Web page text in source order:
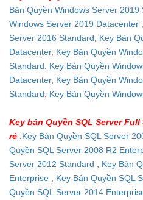
Bản Quyền Windows Server 2019
Windows Server 2019 Datacenter
Server 2016 Standard
Key Bản
Datacenter, Key Bản Quyền
Standard
Key Bản Quyền
Datacenter, Key Bản Quyền
Standard
Key Bản Quyền
Key bản Quyền SQL Server
rẻ :Key Bản Quyền SQL Server
Quyền SQL Server 2008 R2
Server 2012 Standard
Key Bản
Enterprise
Key Bản Quyền SQL
Quyền SQL Server 2014